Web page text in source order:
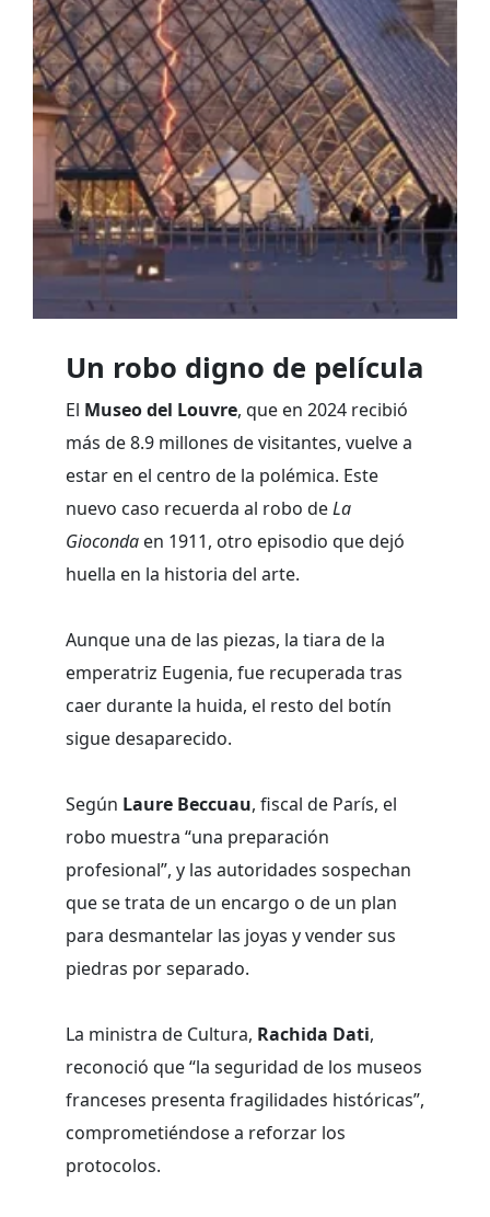
Un robo digno de película
El Museo del Louvre, que en 2024 recibió
más de 8.9 millones de visitantes, vuelve a
estar en el centro de la polémica. Este
nuevo caso recuerda al robo deLa
Gioconda en 1911, otro episodio que dejó
huella en la historia del arte.
Aunque una de las piezas, la tiara de la
emperatriz Eugenia, fue recuperada tras
caer durante la huida, el resto del botín
sigue desaparecido.
Según Laure Beccuau, fiscal de París, el
robo muestra “una preparación
profesional”, y las autoridades sospechan
que se trata de un encargo o de un plan
para desmantelar las joyas y vender sus
piedras por separado.
La ministra de Cultura, Rachida Dati,
reconoció que “la seguridad de los museos
franceses presenta fragilidades históricas”,
comprometiéndose a reforzar los
protocolos.